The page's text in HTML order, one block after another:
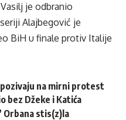
je odbranio
Alajbegović je
BiH u finale protiv Italije
pozivaju na mirni protest
bez Džeke i Katića
Orbana stis(z)la